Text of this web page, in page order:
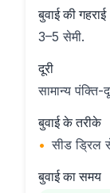
बुवाई की गहराई
3–5 सेमी.
दूरी
सामान्य
बुवाई के तरीके
• सीड ड्रिल
बुवाई का समय